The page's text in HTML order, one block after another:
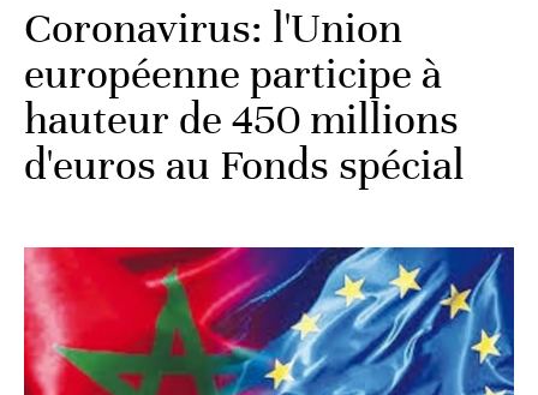
Coronavirus: l'Union
européenne participe à
hauteur de 450 millions
d'euros au Fonds spécial